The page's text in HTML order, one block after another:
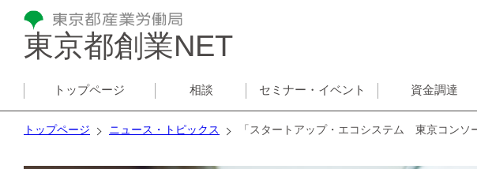
東京都創業NET
トップページ 相談 セミナー・イベント 資金調達
トップページ ニュース・トピックス 「スタートアップ・エコシステム 東京コンソ